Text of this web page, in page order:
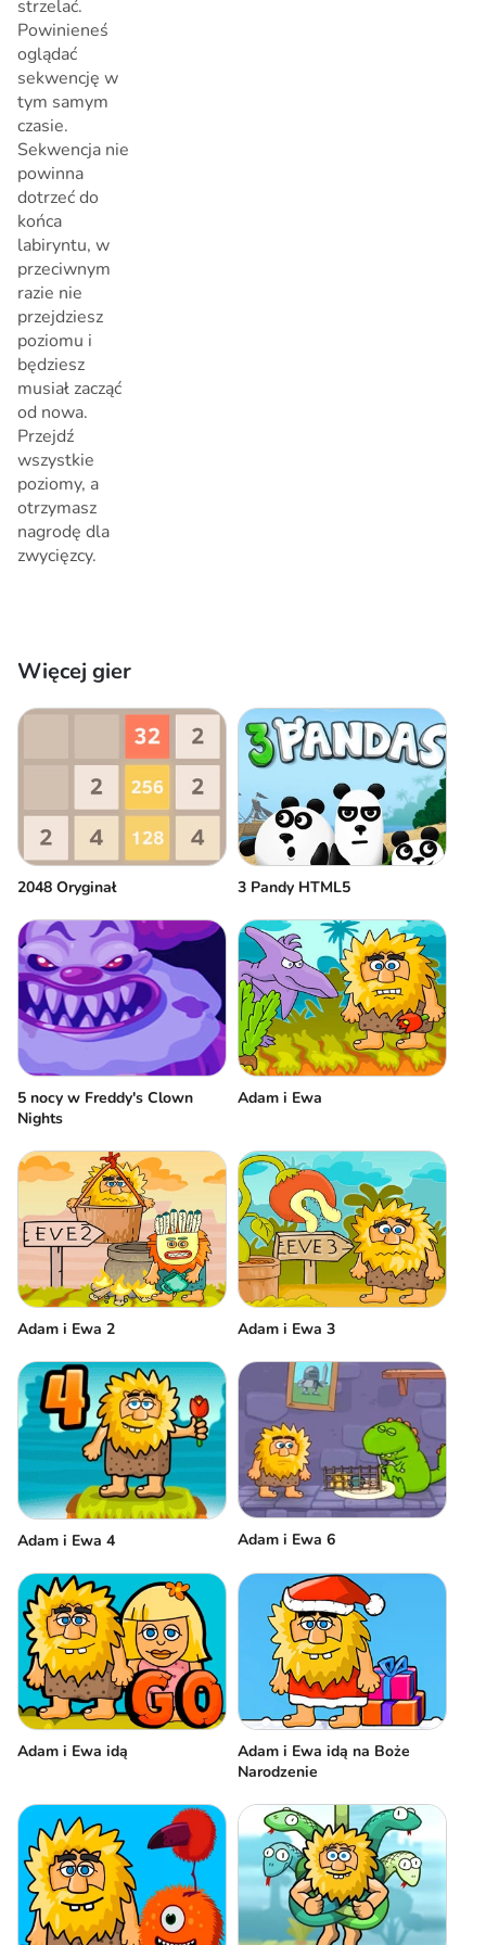
strzelać.
Powinieneś
oglądać
sekwencję w
tym samym
czasie.
Sekwencja nie
powinna
dotrzeć do
końca
labiryntu, w
przeciwnym
razie nie
przejdziesz
poziomu i
będziesz
musiał zacząć
od nowa.
Przejdź
wszystkie
poziomy, a
otrzymasz
nagrodę dla
zwycięzcy.
Więcej gier
2048 Oryginał 3 Pandy HTML5
5 nocy w Freddy's Clown
Nights
Adam i Ewa
Adam i Ewa 2 Adam i Ewa 3
Adam i Ewa 4 Adam i Ewa 6
Adam i Ewa idą
Adam i Ewa idą na Boże
Narodzenie